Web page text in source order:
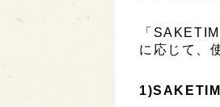
「
に応じて、